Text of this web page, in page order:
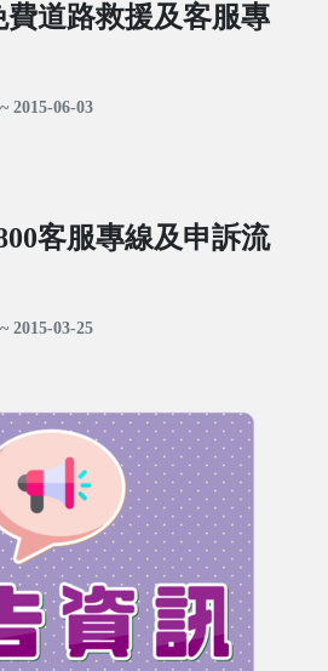
道路救援及客服專
2015-06-03
客服專線及申訴流
2015-03-25